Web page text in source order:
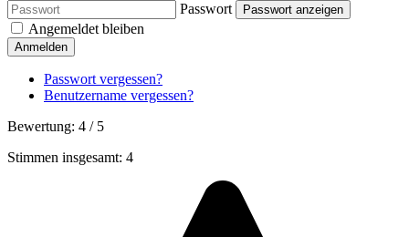
Passwort
Passwort anzeigen
Angemeldet bleiben
Anmelden
Passwort vergessen?
Benutzername vergessen?
Bewertung: 4 / 5
Stimmen insgesamt: 4